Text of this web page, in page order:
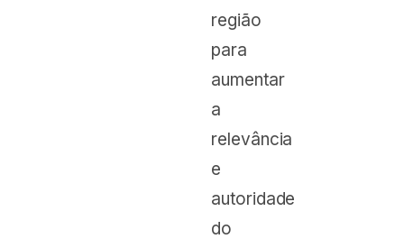
região
para
aumentar
a
relevância
e
autoridade
do